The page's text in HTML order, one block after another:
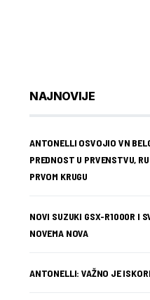
NAJNOVIJE
ANTONELLI OSVOJIO VN
PREDNOST U PRVENSTVU,
PRVOM KRUGU
NOVI SUZUKI GSX-R1000R I
NOVEMA NOVA
ANTONELLI: VAŽNO JE